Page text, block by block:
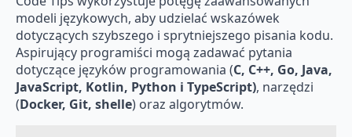
modeli językowych, aby udzielać wskazówek
dotyczących szybszego i sprytniejszego pisania kodu.
Aspirujący programiści mogą zadawać pytania
dotyczące języków programowania (C, C++, Go, Java,
JavaScript, Kotlin, Python i TypeScript), narzędzi
(Docker, Git, shelle) oraz algorytmów.